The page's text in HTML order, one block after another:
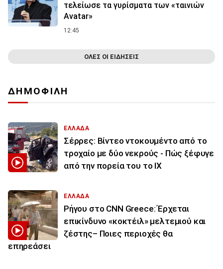
τελείωσε τα γυρίσματα των «ταινιών
Avatar»
12:45
ΟΛΕΣ ΟΙ ΕΙΔΗΣΕΙΣ
ΔΗΜΟΦΙΛΗ
ΕΛΛΑΔΑ
Σέρρες: Βίντεο ντοκουμέντο από το
τροχαίο με δύο νεκρούς - Πώς ξέφυγε
από την πορεία του το ΙΧ
ΕΛΛΑΔΑ
Ρήγου στο CNN Greece: Έρχεται
επικίνδυνο «κοκτέιλ» μελτεμιού και
ζέστης– Ποιες περιοχές θα
επηρεάσει